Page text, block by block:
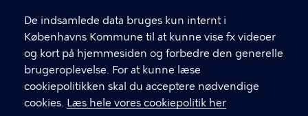
De indsamlede data bruges kun internt i
Københavns Kommune til at kunne vise fx videoer
og kort på hjemmesiden og forbedre den generelle
brugeroplevelse. For at kunne læse
cookiepolitikken skal du acceptere nødvendige
cookies. Læs hele vores cookiepolitik her
Aktiv senior i København